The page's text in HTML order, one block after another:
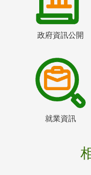
政府資訊公開
就業資訊